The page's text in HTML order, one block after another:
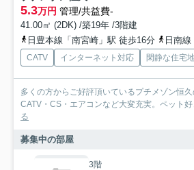
5.3万円 管理/共益費-
41.00㎡ (2DK) /築19年 /3階建
日豊本線「南宮崎」駅 徒歩16分
日南
CATV インターネット対応 閑静な住宅
多くの方からご好評頂いているプチメゾン恒
CATV・CS・エアコンなど大変充実。ペット好
る
募集中の部屋
3階